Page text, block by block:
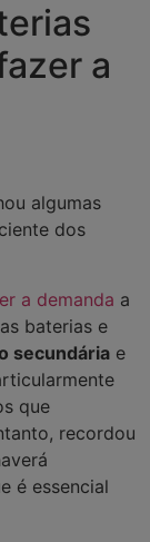
a
algumas
dos
a demanda a
baterias e
secundária e
que
recordou
é essencial